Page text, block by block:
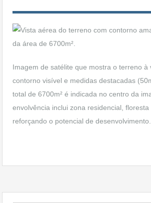
Imagem de satélite que mostra o terreno à
contorno visível e medidas destacadas
total de 6700m² é indicada no centro da
envolvência inclui zona residencial,
reforçando o potencial de desenvolvimento.